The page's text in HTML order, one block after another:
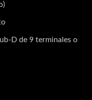
D de 9 terminales o